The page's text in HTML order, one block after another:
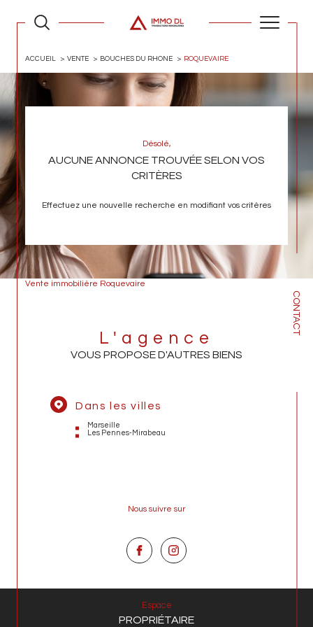
CONTACT
ACCUEIL VENTE BOUCHES DU RHONE ROQUEVAIRE
Désolé,
AUCUNE ANNONCE TROUVÉE SELON VOS
CRITÈRES
Effectuez une nouvelle recherche en modifiant vos critères
Vente immobilière Roquevaire
L'agence
VOUS PROPOSE D'AUTRES BIENS
Dans les villes
Marseille
Les Pennes-Mirabeau
Nous suivre sur
Espace
PROPRIÉTAIRE